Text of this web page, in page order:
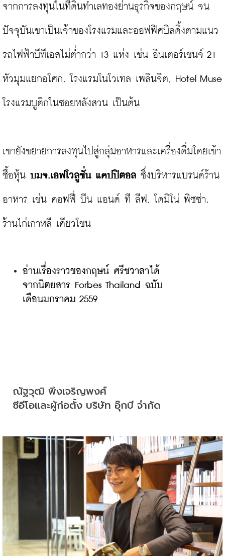
จากการลงทุนในที่ดินทำเลทองย่านธุรกิจของกฤษน์ จน
ปัจจุบันเขาเป็นเจ้าของโรงแรมและออฟฟิศบิลดิ้งตามแนว
รถไฟฟ้าบีทีเอสไม่ต่ำกว่า 13 แห่ง เช่น อินเตอร์เชนจ์ 21
หัวมุมแยกอโศก, โรงแรมโนโวเทล เพลินจิต, Hotel Muse
โรงแรมบูติกในซอยหลังสวน เป็นต้น
เขายังขยายการลงทุนไปสู่กลุ่มอาหารและเครื่องดื่มโดยเข้า
ซื้อหุ้น บมจ.เอฟโวลูชั่น แคปปิตอล ซึ่งบริหารแบรนด์ร้าน
อาหาร เช่น คอฟฟี่ บีน แอนด์ ที ลีฟ, โดมิโน่ พิซซ่า,
อ่านเรื่องราวของกฤษน์ ศรีชวาลาได้
จากนิตยสาร Forbes Thailand ฉบับ
เดือนมกราคม 2559
ณัฐวุฒิ พึงเจริญพงศ์
ซีอีโอและผู้ก่อตั้ง บริษัท อุ๊กบี จำกัด